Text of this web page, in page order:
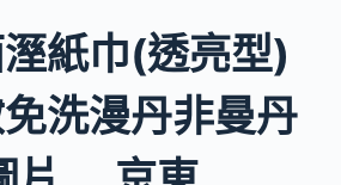
溼紙巾(透亮型)
洗漫丹非曼丹